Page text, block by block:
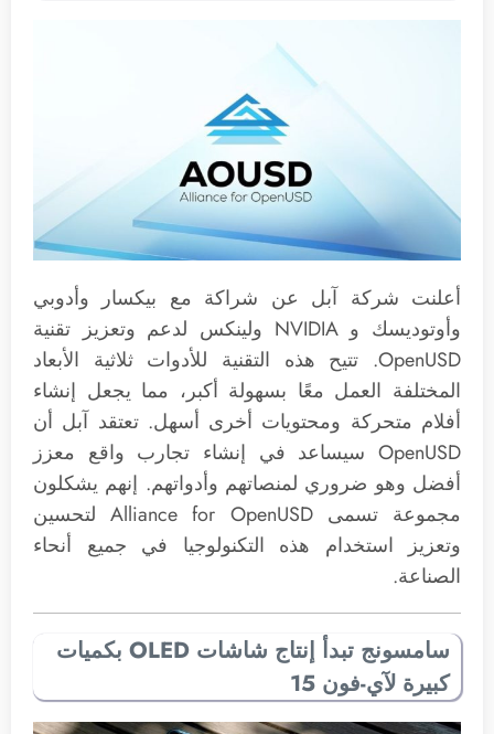
أعلنت شركة آبل عن شراكة مع بيكسار وأدوبي
وأوتوديسك و NVIDIA ولينكس لدعم وتعزيز تقنية
OpenUSD. تتيح هذه التقنية للأدوات ثلاثية الأبعاد
المختلفة العمل معًا بسهولة أكبر، مما يجعل إنشاء
أفلام متحركة ومحتويات أخرى أسهل. تعتقد آبل أن
OpenUSD سيساعد في إنشاء تجارب واقع معزز
أفضل وهو ضروري لمنصاتهم وأدواتهم. إنهم يشكلون
مجموعة تسمى Alliance for OpenUSD لتحسين
وتعزيز استخدام هذه التكنولوجيا في جميع أنحاء
الصناعة.
سامسونج تبدأ إنتاج شاشات OLED بكميات
كبيرة لآي-فون 15